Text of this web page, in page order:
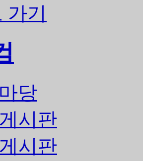
가기
당
시판
시판